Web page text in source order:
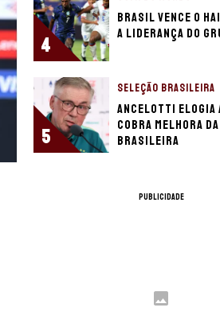
4
Brasil vence o
a liderança do
5
SELEÇÃO BRASILEIRA
Ancelotti elogia
cobra melhora
Brasileira
PUBLICIDADE